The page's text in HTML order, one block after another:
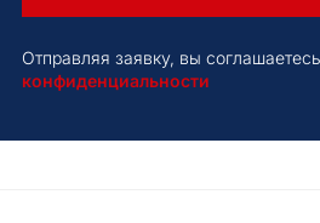
Отправляя заявку, вы
конфиденциальности